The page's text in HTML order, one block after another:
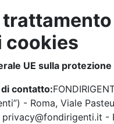
cookies
UE sulla
contatto:
- Roma, Viale
-